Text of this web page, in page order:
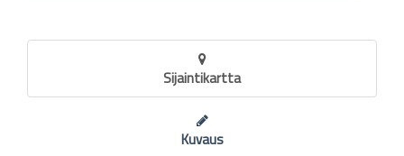
Sijaintikartta
Kuvaus